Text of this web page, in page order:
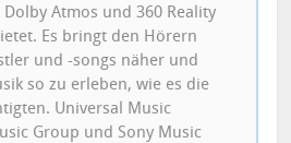
Atmos und 360 Reality
Es bringt den Hörern
und -songs näher und
so zu erleben, wie es die
Universal Music
Group und Sony Music